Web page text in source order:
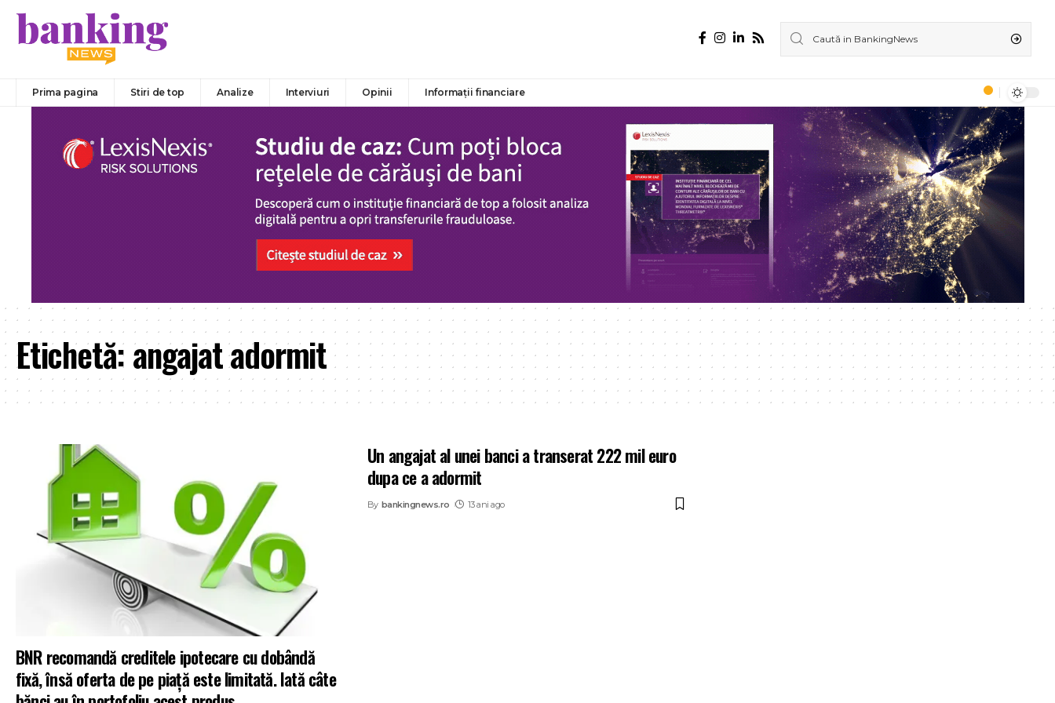
Prima pagina Stiri de top Analize Interviuri Opinii Informații financiare
Etichetă:angajat adormit
BNR recomandă creditele ipotecare cu dobândă
fixă, însă oferta de pe piață este limitată. Iată câte
Un angajat al unei banci a transerat 222 mil euro
dupa ce a adormit
By bankingnews.ro 13 ani ago